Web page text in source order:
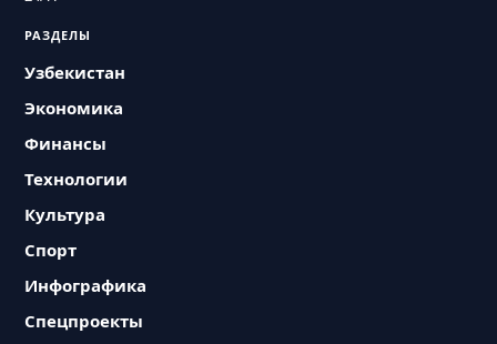
РАЗДЕЛЫ
Узбекистан
Экономика
Финансы
Технологии
Культура
Спорт
Инфографика
Спецпроекты